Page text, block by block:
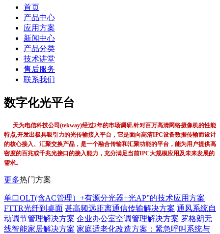
首页
产品中心
应用方案
新闻中心
产品分类
技术讲堂
售后服务
联系我们
数字化光平台
天为电信科技公司(tekway)经过2年的市场调研,针对百万高清网络摄像机的性能
特点,开发出极具吸引力的光传输接入平台，它是面向高清IPC设备数据传输而设计
的核心接入、汇聚交换产品，是一个融合传输和汇聚功能的平台，能为用户提供高
密度的百兆或千兆光接口的接入能力，充分满足当前IPC大规模应用及未来发展的
需求。
更多热门方案
单口OLT(含AC管理）+有源分光器+光AP”的技术应用方案
FTTR光纤到桌面 甚高频远距离通信传输解决方案 通风系统自
动调节管理解决方案 企业办公室空调管理解决方案 罗格朗无
线智能家居解决方案 家庭适老化改造方案：紧急呼叫系统与